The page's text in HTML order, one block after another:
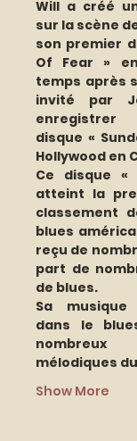
Will a créé
sur la scène
son premier
Of Fear »
temps après
invité par
enregistrer
disque «
Hollywood en
Ce disque «
atteint la
classement
blues
reçu de
part de
de blues.
Sa
dans le
mélodiques
Show More